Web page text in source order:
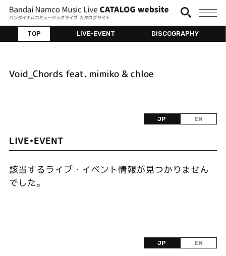
TOP LIVE•EVENT DISCOGRAPHY
Void_Chords feat. mimiko & chloe
JP EN
LIVE•EVENT
該当するライブ・イベント情報が見つかりません
でした。
JP EN